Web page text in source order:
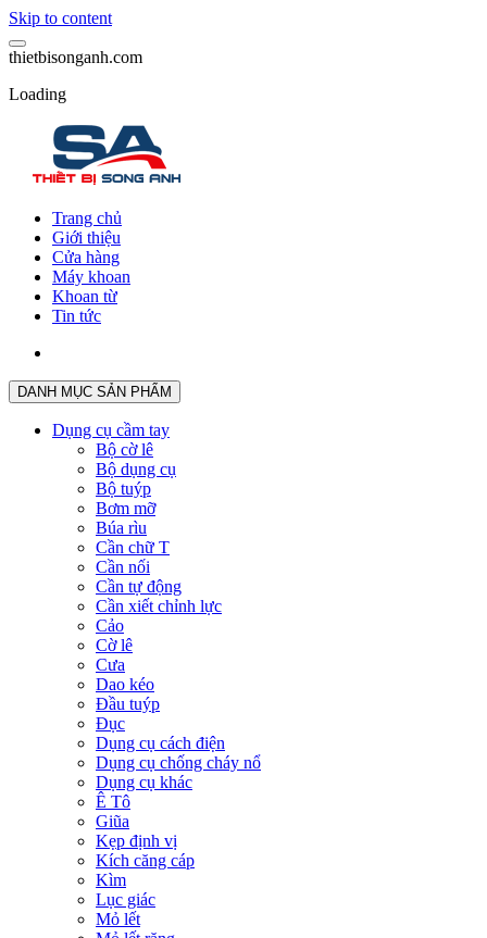
Skip to content
thietbisonganh.com
Loading
Trang chủ
Giới thiệu
Cửa hàng
Máy khoan
Khoan từ
Tin tức
DANH MỤC SẢN PHẨM
Dụng cụ cầm tay
Bộ cờ lê
Bộ dụng cụ
Bộ tuýp
Bơm mỡ
Búa rìu
Cần chữ T
Cần nối
Cần tự động
Cần xiết chỉnh lực
Cảo
Cờ lê
Cưa
Dao kéo
Đầu tuýp
Đục
Dụng cụ cách điện
Dụng cụ chống cháy nổ
Dụng cụ khác
Ê Tô
Giũa
Kẹp định vị
Kích căng cáp
Kìm
Lục giác
Mỏ lết